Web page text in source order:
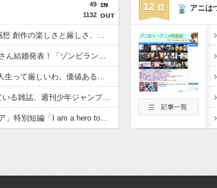
49
1132
「これ描いて死ね」6話感想 創作の楽しさと厳しさ、出逢いと再会。コミティア閉会まで面白い初のサークル参加！！
【祝報】声優・衣川里佳さん結婚発表！「ゾンビランドサガ」ゆうぎり、「ウマ娘」ナリタブライアン、「天穂のサクナヒメ」ココロワヒメなど活躍。おめでとうございます！！
「攻殻機動隊」5話感想 人生って厳しいわ。価値ある仕事は死の近く、天秤は釣り合うか……。バトーの怒り！少佐ドジっ娘も面白い！！「THE GHOST IN THE SHELL」
【話題】日本で1番売れている雑誌、週刊少年ジャンプ紙版が100万部を下回り国内で大台を超える雑誌はゼロに。なお、電子版を含めた漫画市場規模は歴史上最盛期を迎えている！！
「僕のヒーローアカデミア」特別短編「I am a hero too」感想 救けられた彼女の成長、見守る大人。世界が“更に向こうへ”進む音をその歌で聴け！(ヒロアカファンブック読切アニメ)
12 アニは